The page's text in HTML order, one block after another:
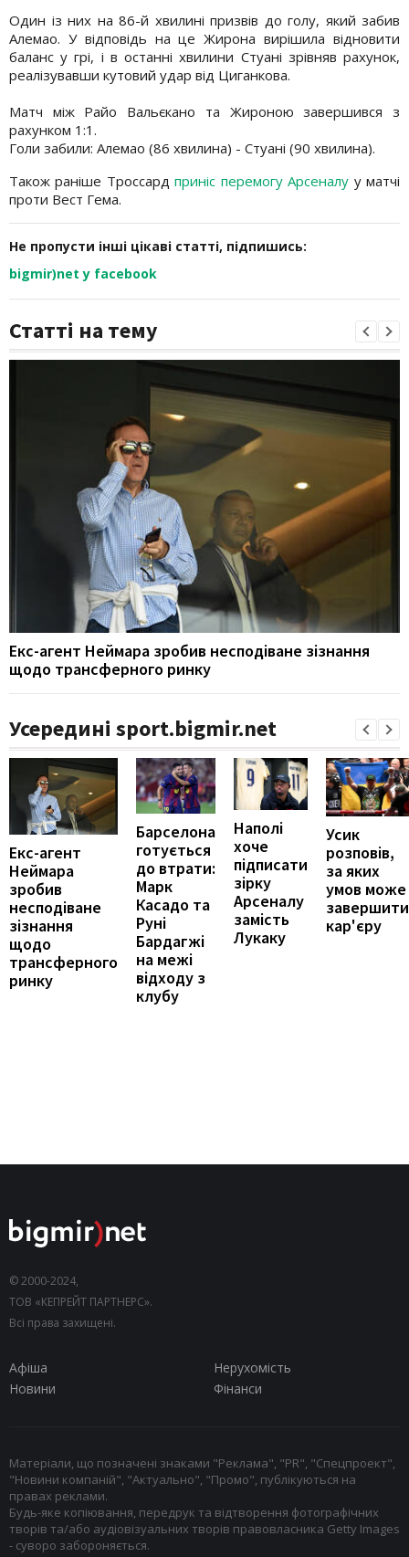
Один із них на 86-й хвилині призвів до голу, який забив
Алемао. У відповідь на це Жирона вирішила відновити
баланс у грі, і в останні хвилини Стуані зрівняв рахунок,
реалізувавши кутовий удар від Циганкова.
Матч між Райо Вальєкано та Жироною завершився з
рахунком 1:1.
Голи забили: Алемао (86 хвилина) - Стуані (90 хвилина).
Також раніше Троссардприніс перемогу Арсеналу у матчі
проти Вест Гема.
Не пропусти інші цікаві статті, підпишись:
bigmir)net у facebook
Статті на тему
Екс-агент Неймара зробив несподіване зізнання
щодо трансферного ринку
Усередині sport.bigmir.net
Екс-агент
Неймара
зробив
несподіване
зізнання
щодо
трансферного
ринку
Барселона
готується
до втрати:
Марк
Касадо та
Руні
Бардагжі
на межі
відходу з
клубу
Наполі
хоче
підписати
зірку
Арсеналу
замість
Лукаку
Усик
розповів,
за яких
умов може
завершити
кар'єру
© 2000-2024,
ТОВ «КЕПРЕЙТ ПАРТНЕРС».
Всі права захищені.
Афіша
Нерухомість
Новини
Фінанси
Матеріали, що позначені знаками "Реклама", "PR", "Спецпроект",
"Новини компаній", "Актуально", "Промо", публікуються на
правах реклами.
Будь-яке копіювання, передрук та відтворення фотографічних
творів та/або аудіовізуальних творів правовласника Getty Images
- суворо забороняється.